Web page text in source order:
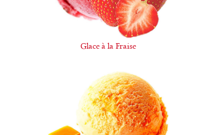
Glace à la Fraise